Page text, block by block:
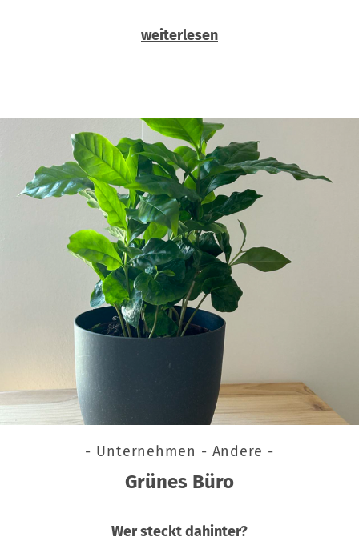
weiterlesen
- Unternehmen - Andere -
Grünes Büro
Wer steckt dahinter?